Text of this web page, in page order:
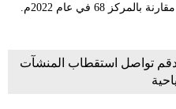
شركة هنلي أند بارتنرز للاستشارات، مقارنة بالمركز 68 في عام 2022م.
تواصل استقطاب المنشآت